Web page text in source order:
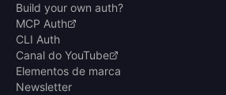
Build your own auth?
MCP Auth
CLI Auth
Canal do YouTube
Elementos de marca
Newsletter